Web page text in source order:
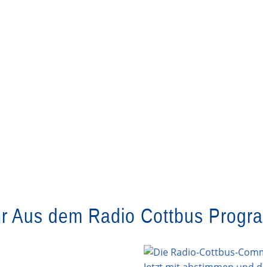
Aus dem Radio Cottbus